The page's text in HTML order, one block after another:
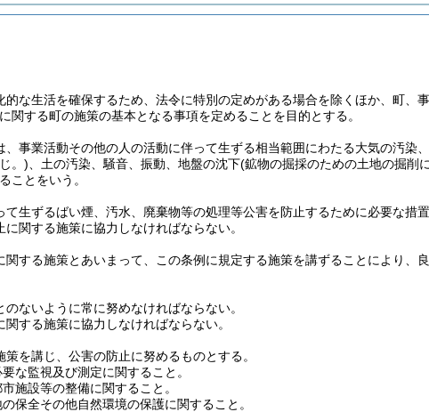
的な生活を確保するため、法令に特別の定めがある場合を除くほか、町、
関する町の施策の基本となる事項を定めることを目的とする。
、事業活動その他の人の活動に伴って生ずる相当範囲にわたる大気の汚染
。) 、土の汚染、騒音、振動、地盤の沈下(鉱物の掘採のための土地の掘削
ことをいう。
生ずるばい煙、汚水、廃棄物等の処理等公害を防止するために必要な措
関する施策に協力しなければならない。
する施策とあいまって、この条例に規定する施策を講ずることにより、
ないように常に努めなければならない。
する施策に協力しなければならない。
を講じ、公害の防止に努めるものとする。
な監視及び測定に関すること。
施設等の整備に関すること。
保全その他自然環境の保護に関すること。